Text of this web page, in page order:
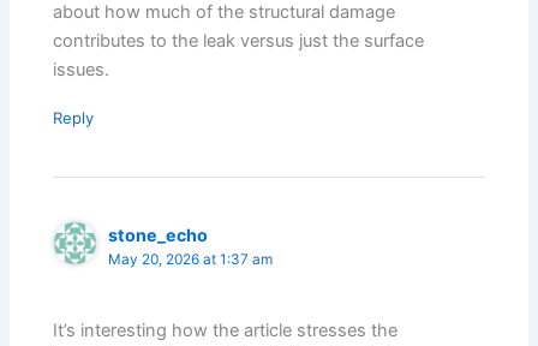
about how much of the structural damage
contributes to the leak versus just the surface
issues.
Reply
stone_echo
May 20, 2026 at 1:37 am
It’s interesting how the article stresses the